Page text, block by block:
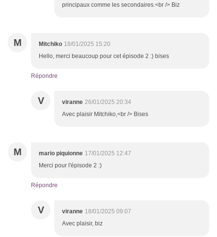
principaux comme les secondaires.<br /> Biz
M Mitchiko 18/01/2025 15:20
Hello, merci beaucoup pour cet épisode 2 :) bises
Répondre
V viranne 26/01/2025 20:34
Avec plaisir Mitchiko,<br /> Bises
M mario piquionne 17/01/2025 12:47
Merci pour l'épisode 2 :)
Répondre
V viranne 18/01/2025 09:07
Avec plaisir, biz